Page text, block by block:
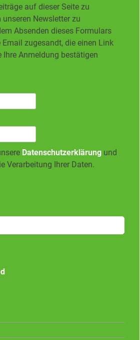
auf dieser Seite zu
Newsletter zu
Absenden dieses Formulars
Email zugesandt, die einen Link
Ihre Anmeldung bestätigen
Datenschutzerklärung und
Verarbeitung Ihrer Daten.